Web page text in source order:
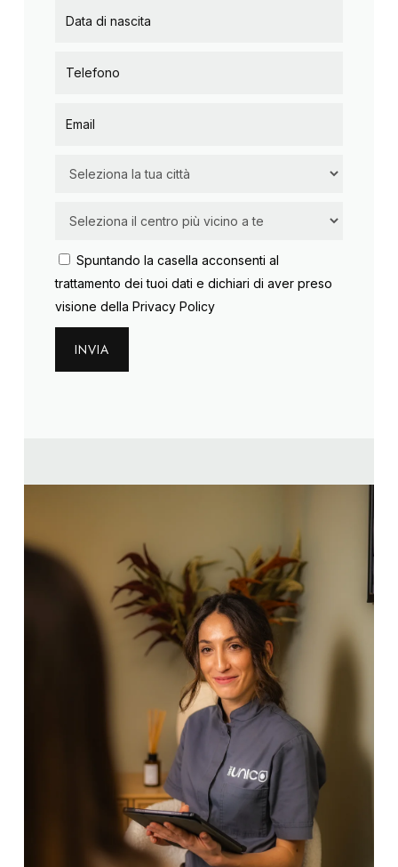
Spuntando la casella acconsenti al
trattamento dei tuoi dati e dichiari di aver preso
visione della Privacy Policy